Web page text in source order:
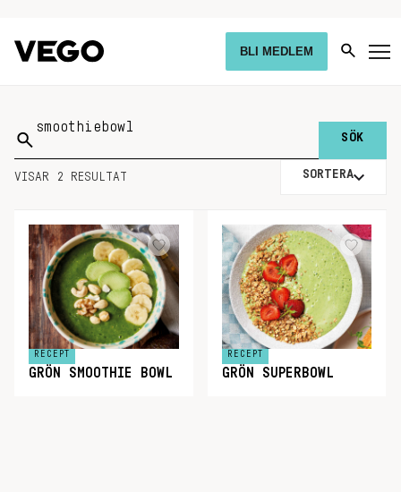
BLI MEDLEM
Sök
på:
VISAR 2 RESULTAT SORTERA
RECEPT
GRÖN SMOOTHIE BOWL
RECEPT
GRÖN SUPERBOWL